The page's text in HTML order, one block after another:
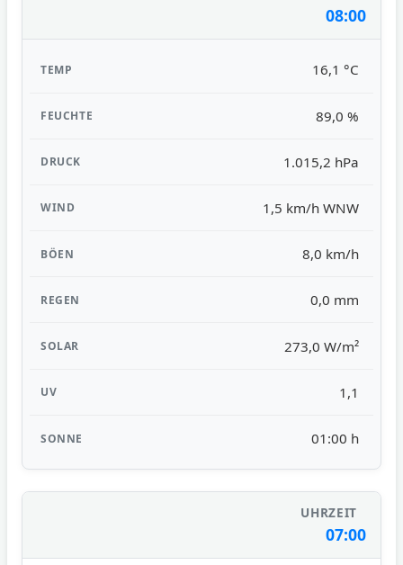
08:00
16,1 °C
89,0 %
1.015,2 hPa
1,5 km/h WNW
8,0 km/h
0,0 mm
273,0 W/m²
1,1
01:00 h
07:00